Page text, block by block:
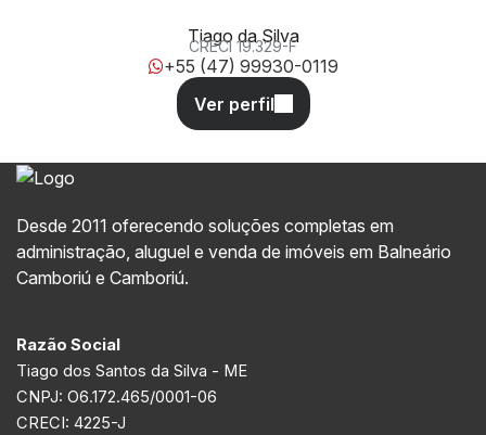
Tiago da Silva
CRECI 19.329-F
+55 (47) 99930-0119
Desde 2011 oferecendo soluções completas em
administração, aluguel e venda de imóveis em Balneário
Camboriú e Camboriú.
Razão Social
Tiago dos Santos da Silva - ME
CNPJ: O6.172.465/0001-06
CRECI: 4225-J